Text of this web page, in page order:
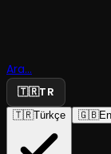
Ara...
🇹🇷TR
🇹🇷Türkçe 🇬🇧